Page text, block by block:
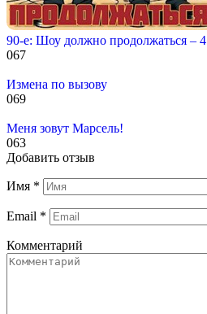
90-е: Шоу должно продолжаться – 4
067
Измена по вызову
069
Меня зовут Марсель!
063
Добавить отзыв
Имя *
Email *
Комментарий